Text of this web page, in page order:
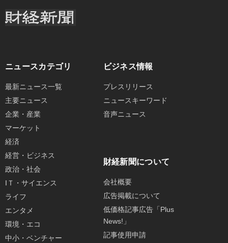
ニュースカテゴリ
最新ニュース一覧
主要ニュース
企業・産業
マーケット
経済
経営・ビジネス
政治・社会
IＴ・サイエンス
ライフ
エンタメ
環境・エコ
中小・ベンチャー
ビジネス情報
プレスリリース
ニュースキーワード
音声ニュース
財経新聞について
会社概要
広告掲載について
低価格記事広告「Plus
News!」
記事使用申請